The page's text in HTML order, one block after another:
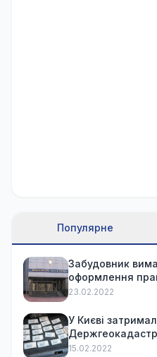
Популярне
Забудовник
оформлення
куплену квартиру
23.02.2022
У Києві
15.02.2022